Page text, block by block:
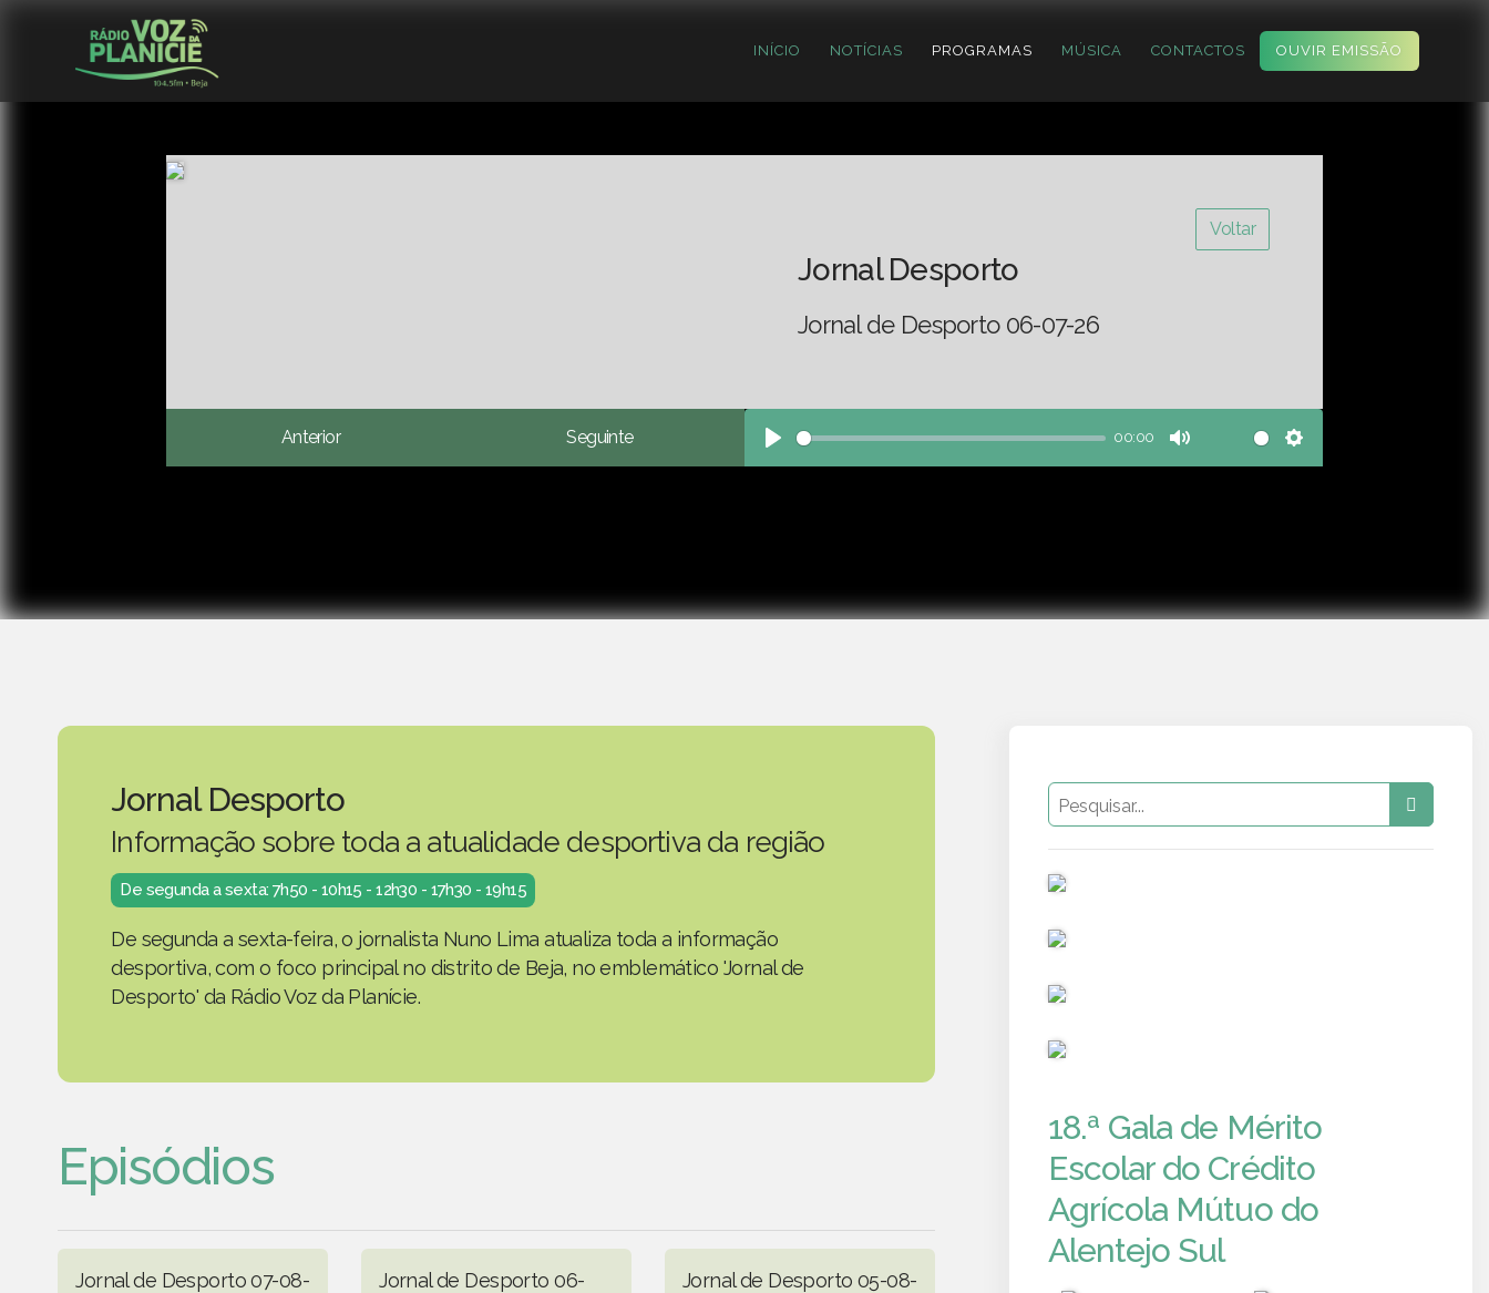
INÍCIO NOTÍCIAS PROGRAMAS MÚSICA CONTACTOS OUVIR EMISSÃO
Voltar
Jornal Desporto
Jornal de Desporto 06-07-26
Anterior Seguinte
Play
00:00
Mute Settings
Jornal Desporto
Informação sobre toda a atualidade desportiva da região
De segunda a sexta: 7h50 - 10h15 - 12h30 - 17h30 - 19h15
De segunda a sexta-feira, o jornalista Nuno Lima atualiza toda a informação
desportiva, com o foco principal no distrito de Beja, no emblemático 'Jornal de
Desporto' da Rádio Voz da Planície.
Episódios
Jornal de Desporto 07-08-
Jornal de Desporto 06-
Jornal de Desporto 05-08-
18.ª Gala de Mérito
Escolar do Crédito
Agrícola Mútuo do
Alentejo Sul